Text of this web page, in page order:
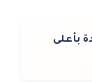
بأعلى